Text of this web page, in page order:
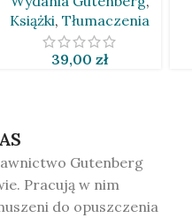
Książki, Tłumaczenia
39,00 zł
Gutenberg
Pracują w nim
do opuszczenia